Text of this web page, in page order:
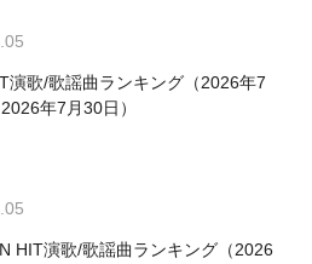
演歌/歌謡曲ランキング（2026年7
年7月30日）
HIT演歌/歌謡曲ランキング（2026